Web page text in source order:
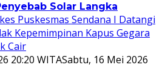
Solar Langka
20:20 WITASabtu, 16 Mei 2026